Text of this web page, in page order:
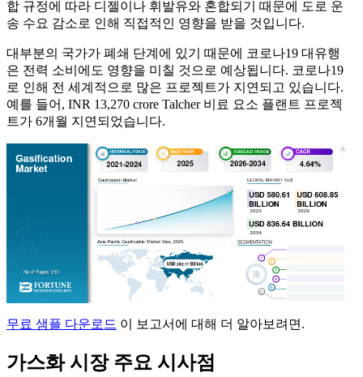
합 규정에 따라 디젤이나 휘발유와 혼합되기 때문에 도로 운
송 수요 감소로 인해 직접적인 영향을 받을 것입니다.
대부분의 국가가 폐쇄 단계에 있기 때문에 코로나19 대유행
은 전력 소비에도 영향을 미칠 것으로 예상됩니다. 코로나19
로 인해 전 세계적으로 많은 프로젝트가 지연되고 있습니다.
예를 들어, INR 13,270 crore Talcher 비료 요소 플랜트 프로젝
트가 6개월 지연되었습니다.
무료 샘플 다운로드 이 보고서에 대해 더 알아보려면.
가스화 시장 주요 시사점